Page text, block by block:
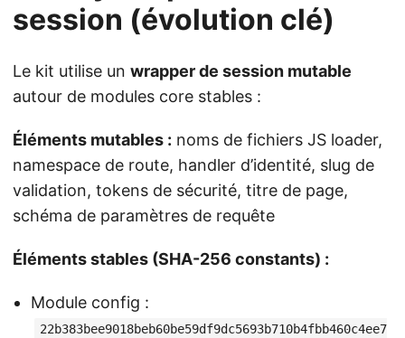
session (évolution clé)
Le kit utilise un wrapper de session mutable
autour de modules core stables :
Éléments mutables : noms de fichiers JS loader,
namespace de route, handler d’identité, slug de
validation, tokens de sécurité, titre de page,
schéma de paramètres de requête
Éléments stables (SHA-256 constants) :
Module config :
22b383bee9018beb60be59df9dc5693b710b4fbb460c4ee7